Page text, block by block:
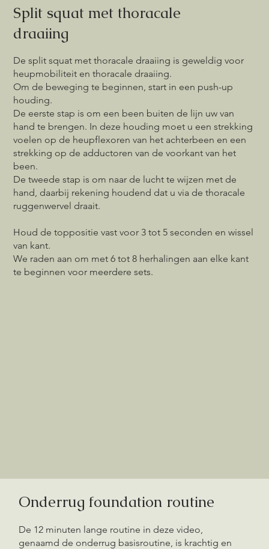
Split squat met thoracale
draaiing
De split squat met thoracale draaiing is geweldig voor
heupmobiliteit en thoracale draaiing.
Om de beweging te beginnen, start in een push-up
houding.
De eerste stap is om een been buiten de lijn uw van
hand te brengen. In deze houding moet u een strekking
voelen op de heupflexoren van het achterbeen en een
strekking op de adductoren van de voorkant van het
been.
De tweede stap is om naar de lucht te wijzen met de
hand, daarbij rekening houdend dat u via de thoracale
ruggenwervel draait.
Houd de toppositie vast voor 3 tot 5 seconden en wissel
van kant.
We raden aan om met 6 tot 8 herhalingen aan elke kant
te beginnen voor meerdere sets.
Onderrug foundation routine
De 12 minuten lange routine in deze video,
genaamd de onderrug basisroutine, is krachtig en